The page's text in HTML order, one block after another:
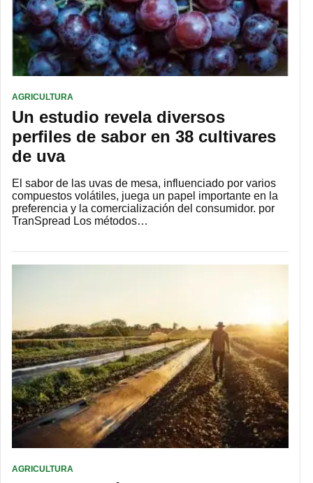
AGRICULTURA
Un estudio revela diversos
perfiles de sabor en 38 cultivares
de uva
El sabor de las uvas de mesa, influenciado por varios
compuestos volátiles, juega un papel importante en la
preferencia y la comercialización del consumidor. por
TranSpread Los métodos…
AGRICULTURA